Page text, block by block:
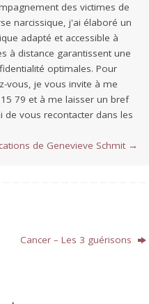
des victimes de
narcissique, j'ai élaboré un
adapté et accessible à
à distance garantissent une
optimales. Pour
vous, je vous invite à me
79 et à me laisser un bref
de vous recontacter dans les
de Genevieve Schmit →
Cancer – Les 3 guérisons